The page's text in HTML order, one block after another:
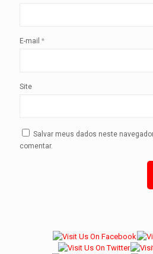
E-mail *
Site
Salvar meus dados neste
comentar.